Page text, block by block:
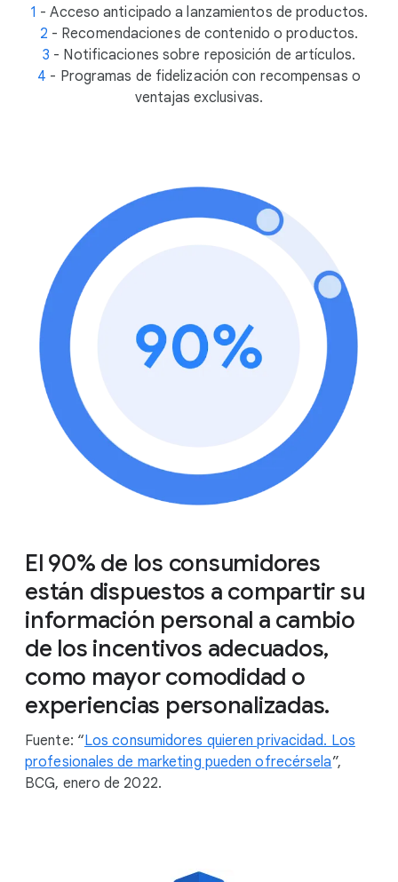
1 - Acceso anticipado a lanzamientos de productos.
2 - Recomendaciones de contenido o productos.
3 - Notificaciones sobre reposición de artículos.
4 - Programas de fidelización con recompensas o
ventajas exclusivas.
El 90% de los consumidores
están dispuestos a compartir su
información personal a cambio
de los incentivos adecuados,
como mayor comodidad o
experiencias personalizadas.
Fuente: “Los consumidores quieren privacidad. Los
profesionales de marketing pueden ofrecérsela”,
BCG, enero de 2022.